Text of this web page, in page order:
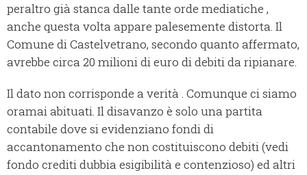
peraltro già stanca dalle tante orde mediatiche ,
anche questa volta appare palesemente distorta. Il
Comune di Castelvetrano, secondo quanto affermato,
avrebbe circa 20 milioni di euro di debiti da ripianare.
Il dato non corrisponde a verità . Comunque ci siamo
oramai abituati. Il disavanzo è solo una partita
contabile dove si evidenziano fondi di
accantonamento che non costituiscono debiti (vedi
fondo crediti dubbia esigibilità e contenzioso) ed altri